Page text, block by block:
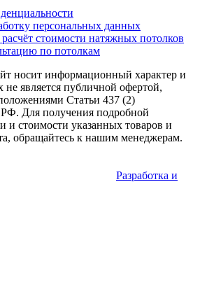
персональных данных
стоимости натяжных потолков
по потолкам
носит информационный характер и
не является публичной офертой,
Статьи 437 (2)
РФ. Для получения подробной
и стоимости указанных товаров и
обращайтесь к нашим менеджерам.
Разработка и